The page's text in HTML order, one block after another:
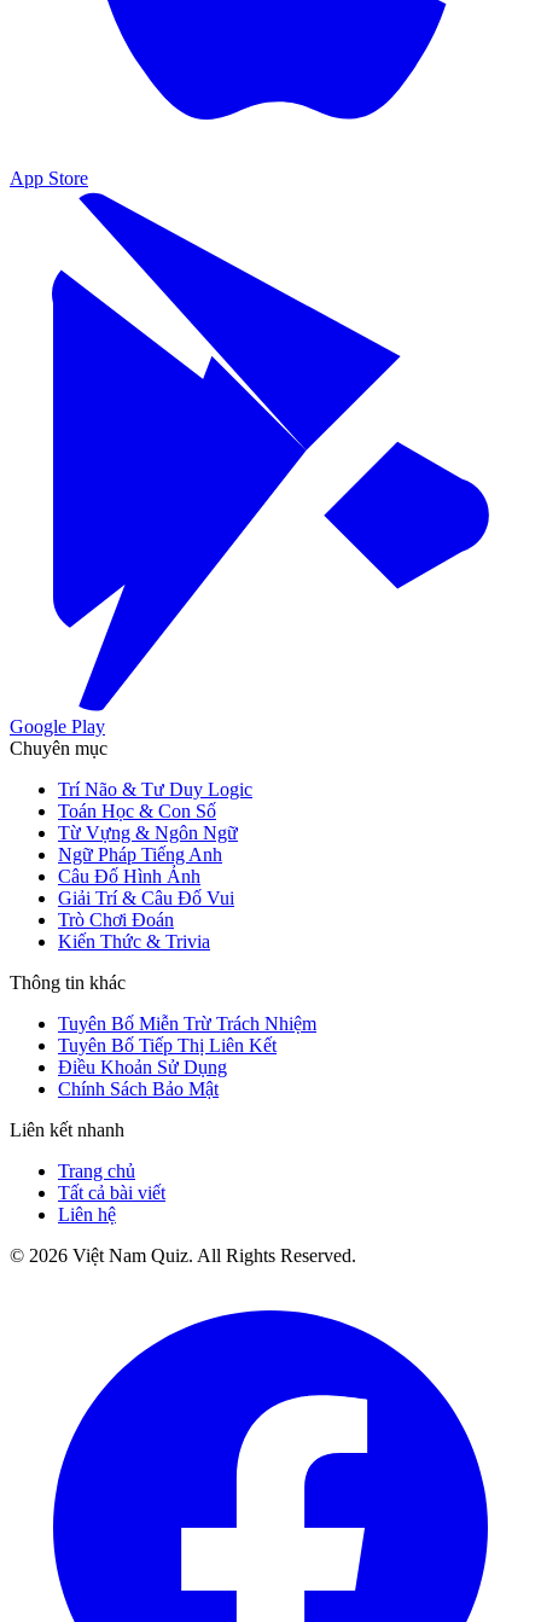
App Store
Google Play
Chuyên mục
Trí Não & Tư Duy Logic
Toán Học & Con Số
Từ Vựng & Ngôn Ngữ
Ngữ Pháp Tiếng Anh
Câu Đố Hình Ảnh
Giải Trí & Câu Đố Vui
Trò Chơi Đoán
Kiến Thức & Trivia
Thông tin khác
Tuyên Bố Miễn Trừ Trách Nhiệm
Tuyên Bố Tiếp Thị Liên Kết
Điều Khoản Sử Dụng
Chính Sách Bảo Mật
Liên kết nhanh
Trang chủ
Tất cả bài viết
Liên hệ
© 2026 Việt Nam Quiz. All Rights Reserved.